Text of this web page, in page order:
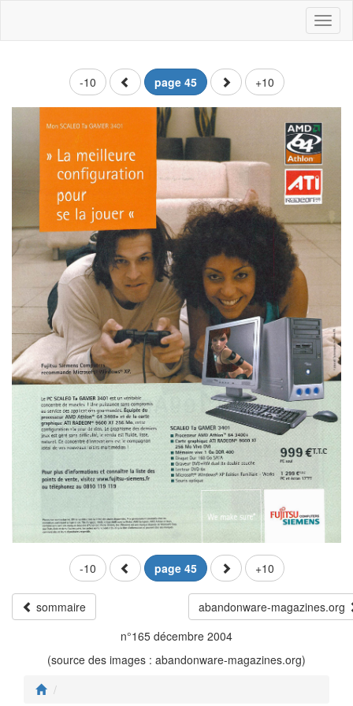
-10 page 45 +10
-10 page 45 +10
sommaire
abandonware-magazines.org
n°165 décembre 2004
(source des images : abandonware-magazines.org)